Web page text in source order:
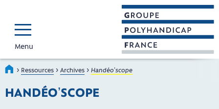
GROUPE
Faire connaître et
Menu
Accueil
› Ressources › Archives › Handéo’scope
HANDÉO’SCOPE